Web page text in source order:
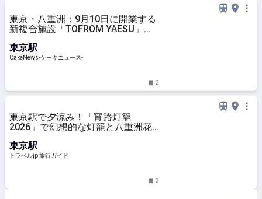
東京・八重洲：9月10日に開業する
新複合施設「TOFROM YAESU」新
ストランがオープン
東京駅
CakeNews-ケーキニュース-
2
東京駅で夕涼み！「宵路灯籠
2026」で幻想的な灯籠と八重洲花
旅行ガイド
東京駅
トラベルjp 旅行ガイド
3